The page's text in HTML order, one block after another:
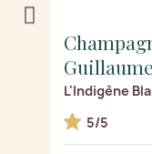
Guillaume
L'Indigène
5/5